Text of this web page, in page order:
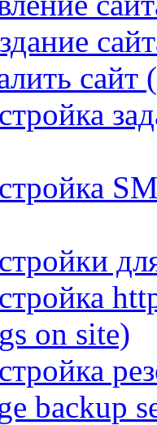
сайт
on site)
backup